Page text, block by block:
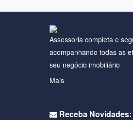
Assessoria completa e
acompanhando todas as
seu negócio imobiliário
Mais
Receba Novidades: